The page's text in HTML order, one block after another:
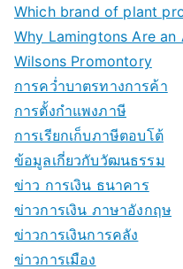
Which brand of plant
Why Lamingtons Are an
Wilsons Promontory
การคว่ำบาตรทางการค้า
การตั้งกำแพงภาษี
การเรียกเก็บภาษีตอบโต้
ข้อมูลเกี่ยวกับวัฒนธรรม
ข่าว การเงิน ธนาคาร
ข่าวการเงิน ภาษาอังกฤษ
ข่าวการเงินการคลัง
ข่าวการเมือง